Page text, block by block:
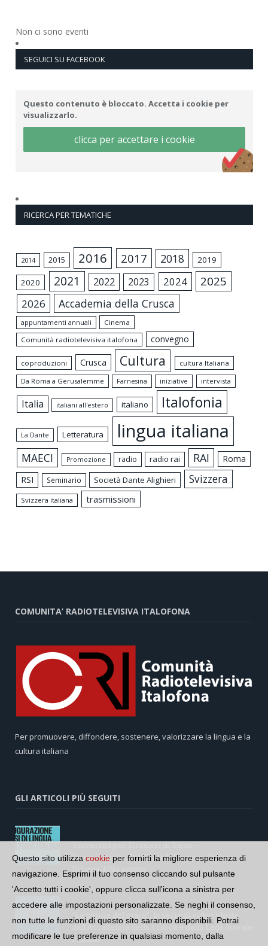
Non ci sono eventi
SEGUICI SU FACEBOOK
Questo contenuto è bloccato. Accetta i cookie per
visualizzarlo.
clicca per accettare i cookie
RICERCA PER TEMATICHE
2014 2015 2016 2017 2018 2019
2020 2021 2022 2023 2024 2025
2026 Accademia della Crusca
appuntamenti annuali
Cinema
Comunità radiotelevisiva italofona
convegno
coproduzioni Crusca Cultura
cultura Italiana
Da Roma a Gerusalemme
Farnesina iniziative intervista
Italia italiani all'estero italiano Italofonia
La Dante Letteratura lingua italiana
MAECI Promozione radio radio rai RAI
Roma
RSI
Seminario Società Dante Alighieri Svizzera
Svizzera italiana trasmissioni
COMUNITA’ RADIOTELEVISIVA ITALOFONA
Per promuovere, diffondere, sostenere, valorizzare la lingua e la
cultura italiana
GLI ARTICOLI PIÙ SEGUITI
Università per Stranieri di Siena –
Inaugurazione dei Corsi di Lingua e Cultura
Italiana, 109a annata
“Le parole del mare”: la serie di video ideata
dall’Accademia della Crusca e dalla Lega Navale
italiana
Questo sito utilizza cookie per fornirti la migliore esperienza di
navigazione. Esprimi il tuo consenso cliccando sul pulsante
'Accetto tutti i cookie', oppure clicca sull'icona a sinistra per
accedere alle impostazioni personalizzate. Se neghi il consenso,
non tutte le funzioni di questo sito saranno disponibili. Potrai
modificare le tue preferenze in qualsiasi momento, dalla